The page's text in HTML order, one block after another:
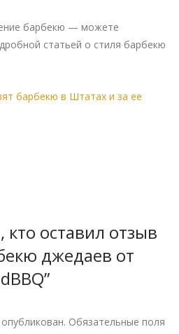
барбекю — можете
статьей о стиля барбекю
барбекю в Штатах и за ее
оставил отзыв
джедаев от
Обязательные поля